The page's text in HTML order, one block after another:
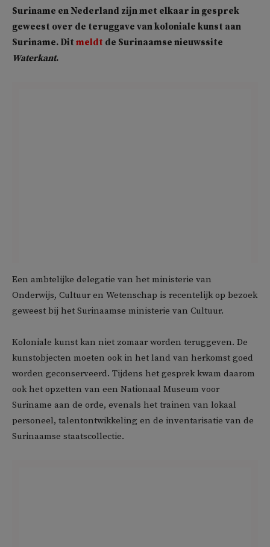
Suriname en Nederland zijn met elkaar in gesprek
geweest over de teruggave van koloniale kunst aan
Suriname. Dit meldt de Surinaamse nieuwssite
Waterkant.
Een ambtelijke delegatie van het ministerie van
Onderwijs, Cultuur en Wetenschap is recentelijk op bezoek
geweest bij het Surinaamse ministerie van Cultuur.
Koloniale kunst kan niet zomaar worden teruggeven. De
kunstobjecten moeten ook in het land van herkomst goed
worden geconserveerd. Tijdens het gesprek kwam daarom
ook het opzetten van een Nationaal Museum voor
Suriname aan de orde, evenals het trainen van lokaal
personeel, talentontwikkeling en de inventarisatie van de
Surinaamse staatscollectie.